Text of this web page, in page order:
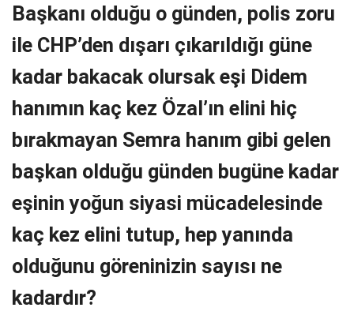
Başkanı olduğu o günden, polis zoru
ile CHP’den dışarı çıkarıldığı güne
kadar bakacak olursak eşi Didem
hanımın kaç kez Özal’ın elini hiç
bırakmayan Semra hanım gibi gelen
başkan olduğu günden bugüne kadar
eşinin yoğun siyasi mücadelesinde
kaç kez elini tutup, hep yanında
olduğunu göreninizin sayısı ne
kadardır?